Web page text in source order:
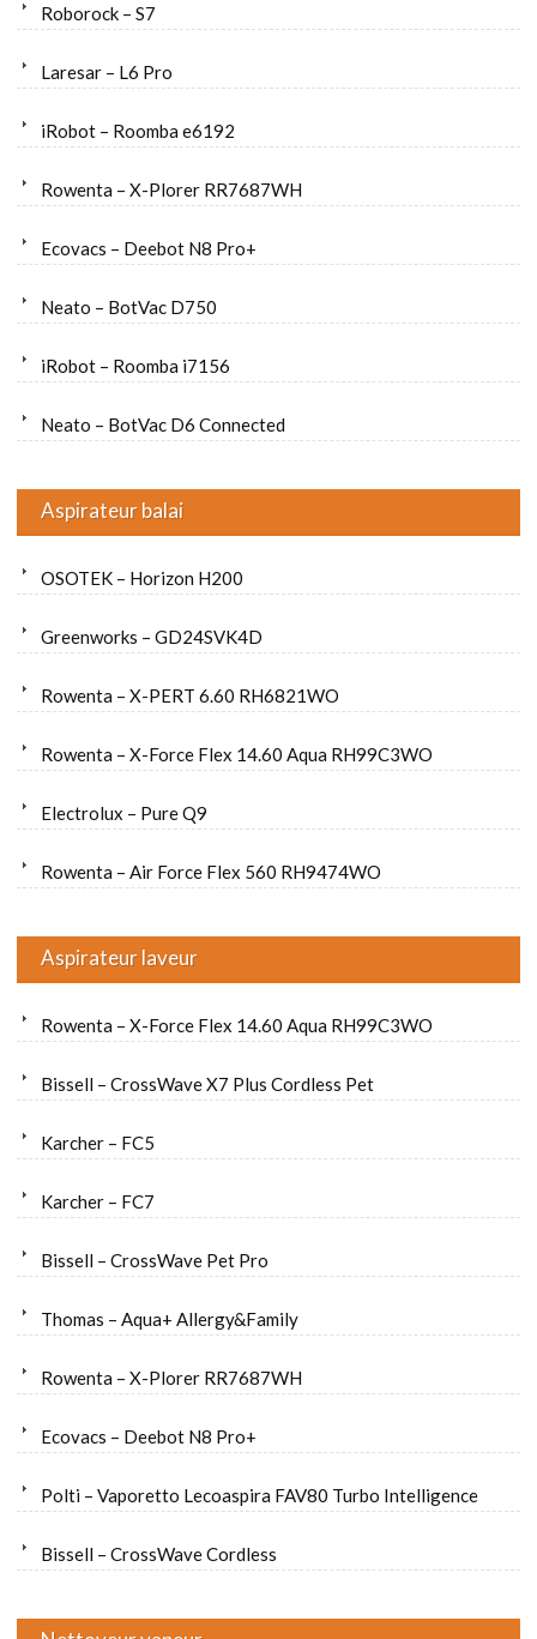
Roborock – S7
Laresar – L6 Pro
iRobot – Roomba e6192
Rowenta – X-Plorer RR7687WH
Ecovacs – Deebot N8 Pro+
Neato – BotVac D750
iRobot – Roomba i7156
Neato – BotVac D6 Connected
Aspirateur balai
OSOTEK – Horizon H200
Greenworks – GD24SVK4D
Rowenta – X-PERT 6.60 RH6821WO
Rowenta – X-Force Flex 14.60 Aqua RH99C3WO
Electrolux – Pure Q9
Rowenta – Air Force Flex 560 RH9474WO
Aspirateur laveur
Rowenta – X-Force Flex 14.60 Aqua RH99C3WO
Bissell – CrossWave X7 Plus Cordless Pet
Karcher – FC5
Karcher – FC7
Bissell – CrossWave Pet Pro
Thomas – Aqua+ Allergy&Family
Rowenta – X-Plorer RR7687WH
Ecovacs – Deebot N8 Pro+
Polti – Vaporetto Lecoaspira FAV80 Turbo Intelligence
Bissell – CrossWave Cordless